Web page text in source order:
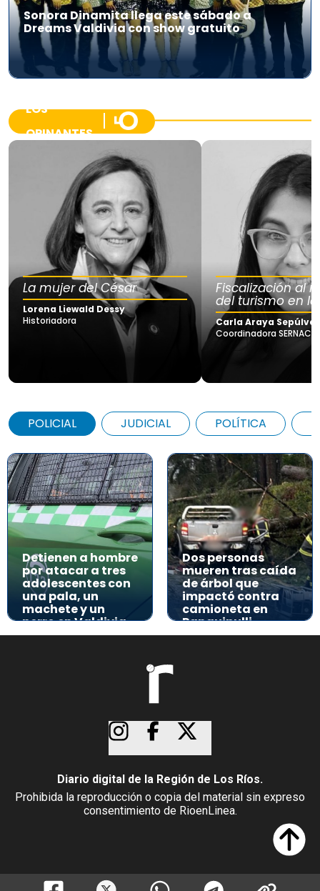
Sonora Dinamita llega este sábado a
Dreams Valdivia con show gratuito
LOS
OPINANTES
La mujer del César
Lorena Liewald Dessy
Historiadora
Fiscalización al
del turismo en
Carla Araya
Coordinadora SERNAC
POLICIAL JUDICIAL POLÍTICA
Detienen a hombre
por atacar a tres
adolescentes con
una pala, un
machete y un
perro en Valdivia
Dos personas
mueren tras caída
de árbol que
impactó contra
camioneta en
Panguipulli
Diario digital de la Región de Los Ríos.
Prohibida la reproducción o copia del material sin expreso
consentimiento de RioenLinea.